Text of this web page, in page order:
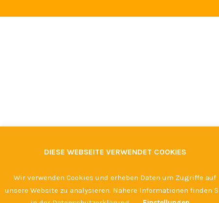
DIESE WEBSEITE VERWENDET COOKIES
Wir verwenden Cookies und erheben Daten um Zugriffe auf
unsere Website zu analysieren. Nähere Informationen finden